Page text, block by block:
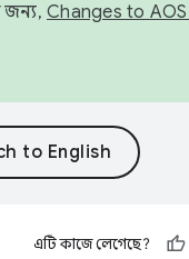
জন্য, Changes to
এটি কাজে লেগেছে?